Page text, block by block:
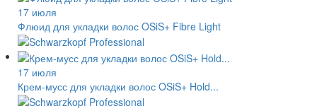
17 июля
Флюид для укладки волос OSiS+ Fibre Light
17 июля
Крем-мусс для укладки волос OSiS+ Hold...